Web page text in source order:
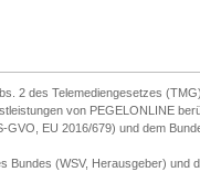
2 des Telemediengesetzes
von PEGELONLINE
EU 2016/679) und dem
Bundes (WSV, Herausgeber) und